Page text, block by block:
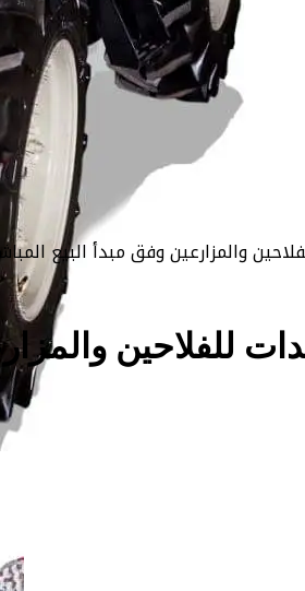
والمزارعين وفق مبدأ البيع
للفلاحين